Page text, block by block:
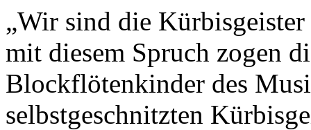
„Wir sind die
mit diesem Spruch zogen
Blockflötenkinder des
selbstgeschnitzten